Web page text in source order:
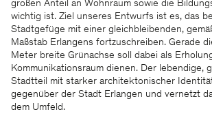
großen Anteil an Wohnraum sowie die
wichtig ist. Ziel unseres Entwurfs ist es, das
Stadtgefüge mit einer gleichbleibenden,
Maßstab Erlangens fortzuschreiben. Gerade
Meter breite Grünachse soll dabei als
Kommunikationsraum dienen. Der lebendige,
Stadtteil mit starker architektonischer
gegenüber der Stadt Erlangen und vernetzt
dem Umfeld.